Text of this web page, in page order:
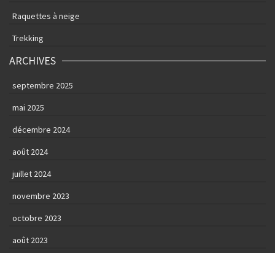
Raquettes à neige
Trekking
ARCHIVES
septembre 2025
mai 2025
décembre 2024
août 2024
juillet 2024
novembre 2023
octobre 2023
août 2023